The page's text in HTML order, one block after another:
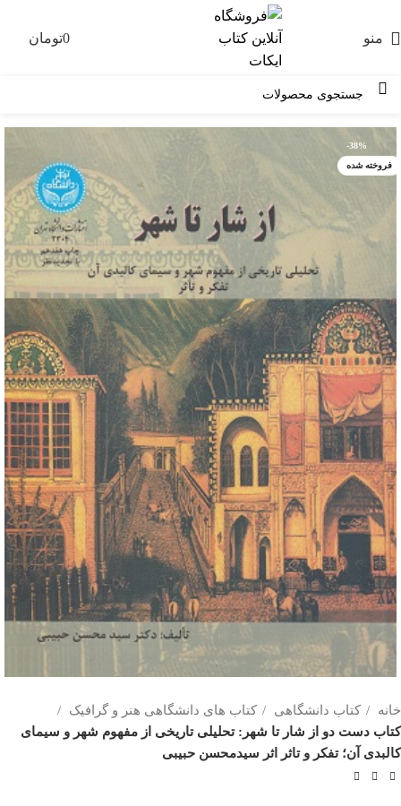
منو 0تومان
-38%
فروخته شده
خانه کتاب دانشگاهی
کتاب های دانشگاهی هنر و گرافیک
کتاب دست دو از شار تا شهر: تحلیلی تاریخی از مفهوم شهر و سیمای
کالبدی آن؛ تفکر و تاثر اثر سیدمحسن حبیبی